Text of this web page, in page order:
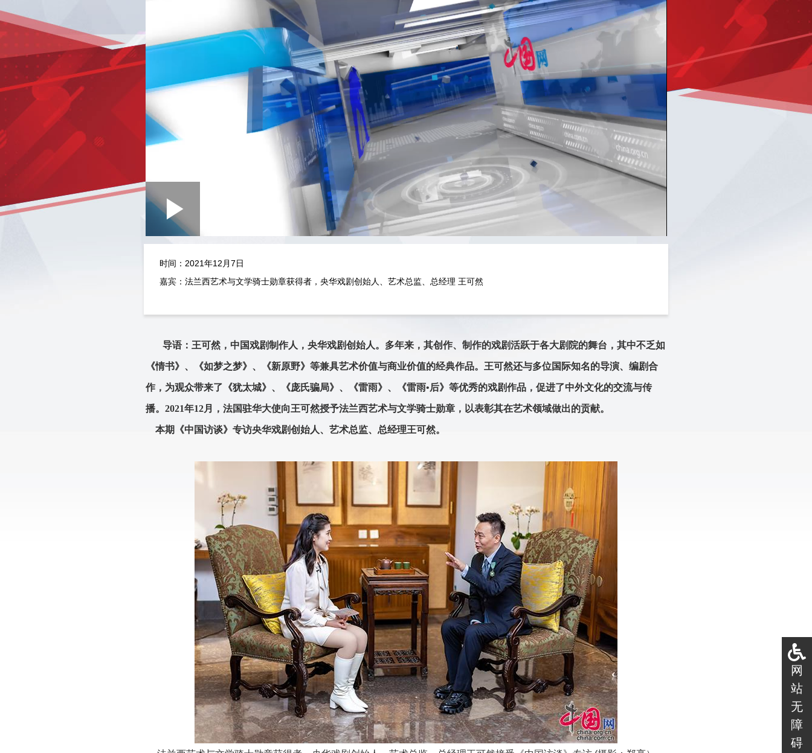
Play
Video
Loaded
Picture
时间：2021年12月7日
嘉宾：法兰西艺术与文学骑士勋章获得者，央华戏剧创始人、艺术总监、总经理 王可然
导语：王可然，中国戏剧制作人，央华戏剧创始人。多年来，其创作、制作的戏剧活跃于各大剧院的舞台，其中不乏如
《情书》、《如梦之梦》、《新原野》等兼具艺术价值与商业价值的经典作品。王可然还与多位国际知名的导演、编剧合
作，为观众带来了《犹太城》、《庞氏骗局》、《雷雨》、《雷雨•后》等优秀的戏剧作品，促进了中外文化的交流与传
播。2021年12月，法国驻华大使向王可然授予法兰西艺术与文学骑士勋章，以表彰其在艺术领域做出的贡献。
本期《中国访谈》专访央华戏剧创始人、艺术总监、总经理王可然。
网
站
无
障
碍